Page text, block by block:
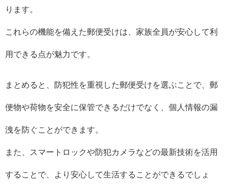
ります。
これらの機能を備えた郵便受けは、家族全員が安心して利
用できる点が魅力です。
まとめると、防犯性を重視した郵便受けを選ぶことで、郵
便物や荷物を安全に保管できるだけでなく、個人情報の漏
洩を防ぐことができます。
また、スマートロックや防犯カメラなどの最新技術を活用
することで、より安心して生活することができるでしょ